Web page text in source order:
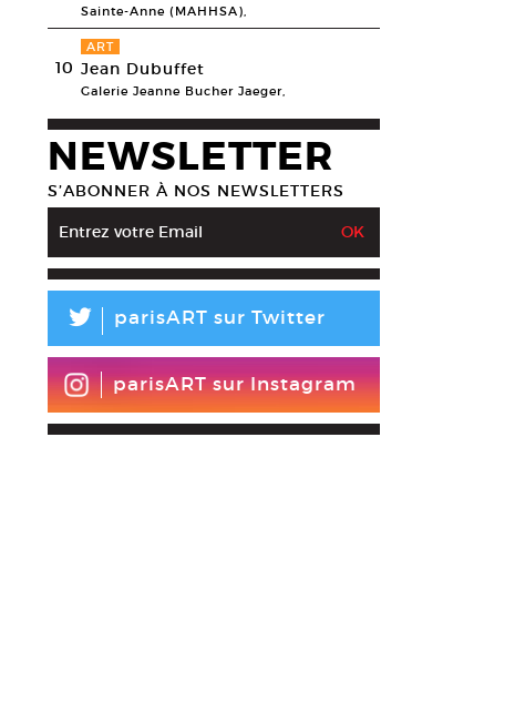
Sainte-Anne (MAHHSA),
10
ART
Jean Dubuffet
Galerie Jeanne Bucher Jaeger,
NEWSLETTER
S’ABONNER À NOS NEWSLETTERS
L parisART sur Twitter
parisART sur Instagram